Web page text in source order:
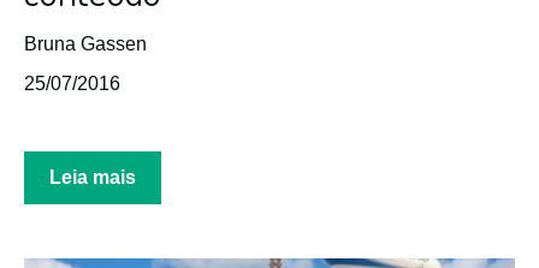
Bruna Gassen
25/07/2016
Leia mais